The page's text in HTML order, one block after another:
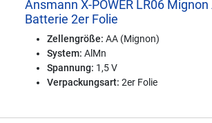
Ansmann X-POWER LR06 Mignon
Batterie 2er Folie
Zellengröße: AA (Mignon)
System: AlMn
Spannung: 1,5 V
Verpackungsart: 2er Folie